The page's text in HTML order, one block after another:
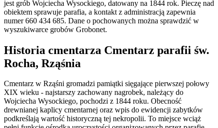
jest grób Wojciecha Wysockiego, datowany na 1844 rok. Pieczę nad
obiektem sprawuje parafia, a kontakt z administracją zapewnia
numer 660 434 685. Dane o pochowanych można sprawdzić w
wyszukiwarce grobów Grobonet.
Historia cmentarza Cmentarz parafii św.
Rocha, Rząśnia
Cmentarz w Rząśni gromadzi pamiątki sięgające pierwszej połowy
XIX wieku - najstarszy zachowany nagrobek, należący do
Wojciecha Wysockiego, pochodzi z 1844 roku. Obecność
drewnianej kaplicy cmentarnej oraz wpis do ewidencji zabytków
podkreślają wartość historyczną tej nekropolii. To miejsce wciąż